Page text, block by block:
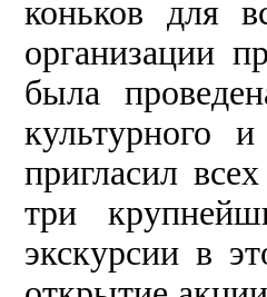
коньков для
организа­ции
была
культурного
пригласил
три
экскурсии в